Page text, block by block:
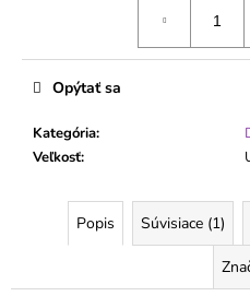
Kategória:
Veľkosť:
Opýtať sa
Popis Súvisiace (1)
NOHAVIČKY
VYŠŠÍM
FERA